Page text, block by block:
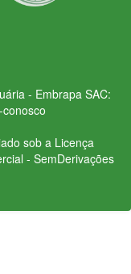
- Embrapa SAC:
sob a Licença
- SemDerivações